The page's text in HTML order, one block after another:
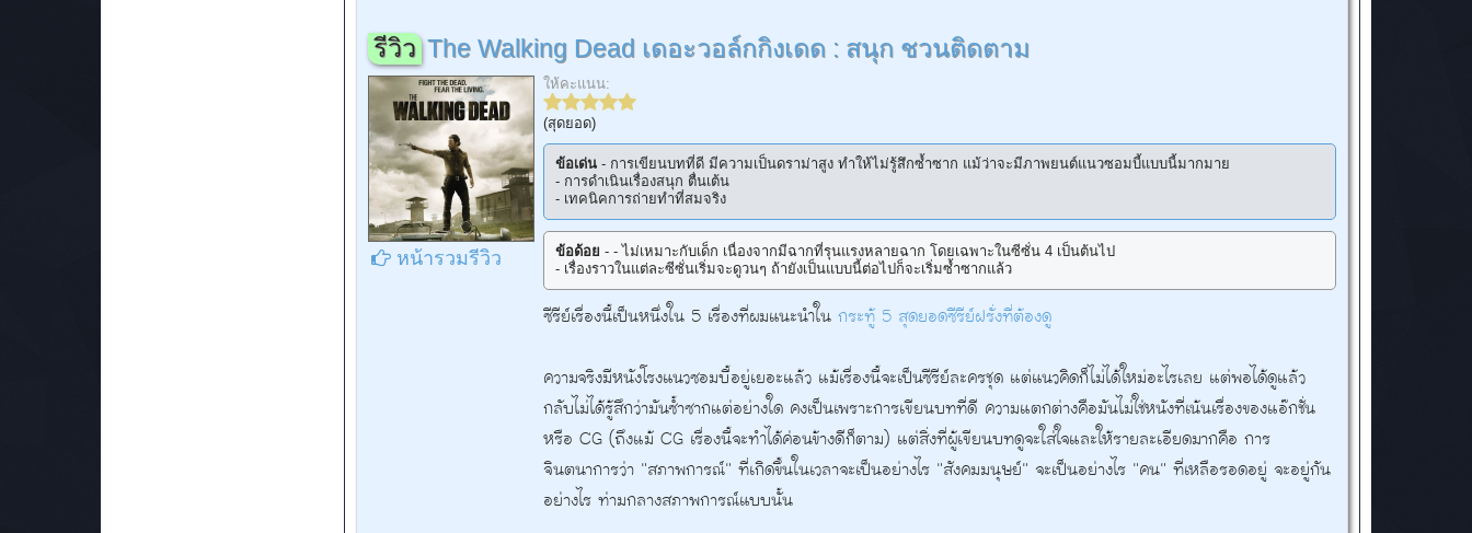
รีวิว The Walking Dead เดอะวอล์กกิงเดด : สนุก ชวนติดตาม
หน้ารวมรีวิว
ให้คะแนน:
(สุดยอด)
ข้อเด่น - การเขียนบทที่ดี มีความเป็นดราม่าสูง ทำให้ไม่รู้สึกซ้ำซาก แม้ว่าจะมีภาพยนต์แนวซอมบี้แบบนี้มากมาย
- การดำเนินเรื่องสนุก ตื่นเต้น
- เทคนิคการถ่ายทำที่สมจริง
ข้อด้อย - - ไม่เหมาะกับเด็ก เนื่องจากมีฉากที่รุนแรงหลายฉาก โดยเฉพาะในซีซั่น 4 เป็นต้นไป
- เรื่องราวในแต่ละซีซั่นเริ่มจะดูวนๆ ถ้ายังเป็นแบบนี้ต่อไปก็จะเริ่มซ้ำซากแล้ว
ซีรีย์เรื่องนี้เป็นหนึ่งใน 5 เรื่องที่ผมแนะนำใน กระทู้ 5 สุดยอดซีรีย์ฝรั่งที่ต้องดู
ความจริงมีหนังโรงแนวซอมบี้อยู่เยอะแล้ว แม้เรื่องนี้จะเป็นซีรีย์ละครชุด แต่แนวคิดก็ไม่ได้ใหม่อะไรเลย แต่พอได้ดูแล้ว
กลับไม่ได้รู้สึกว่ามันซ้ำซากแต่อย่างใด คงเป็นเพราะการเขียนบทที่ดี ความแตกต่างคือมันไม่ใช่หนังที่เน้นเรื่องของแอ๊กชั่น
หรือ CG (ถึงแม้ CG เรื่องนี้จะทำได้ค่อนข้างดีก็ตาม) แต่สิ่งที่ผู้เขียนบทดูจะใส่ใจและให้รายละเอียดมากคือ การ
จินตนาการว่า "สภาพการณ์" ที่เกิดขึ้นในเวลาจะเป็นอย่างไร "สังคมมนุษย์" จะเป็นอย่างไร "คน" ที่เหลือรอดอยู่ จะอยู่กัน
อย่างไร ท่ามกลางสภาพการณ์แบบนั้น